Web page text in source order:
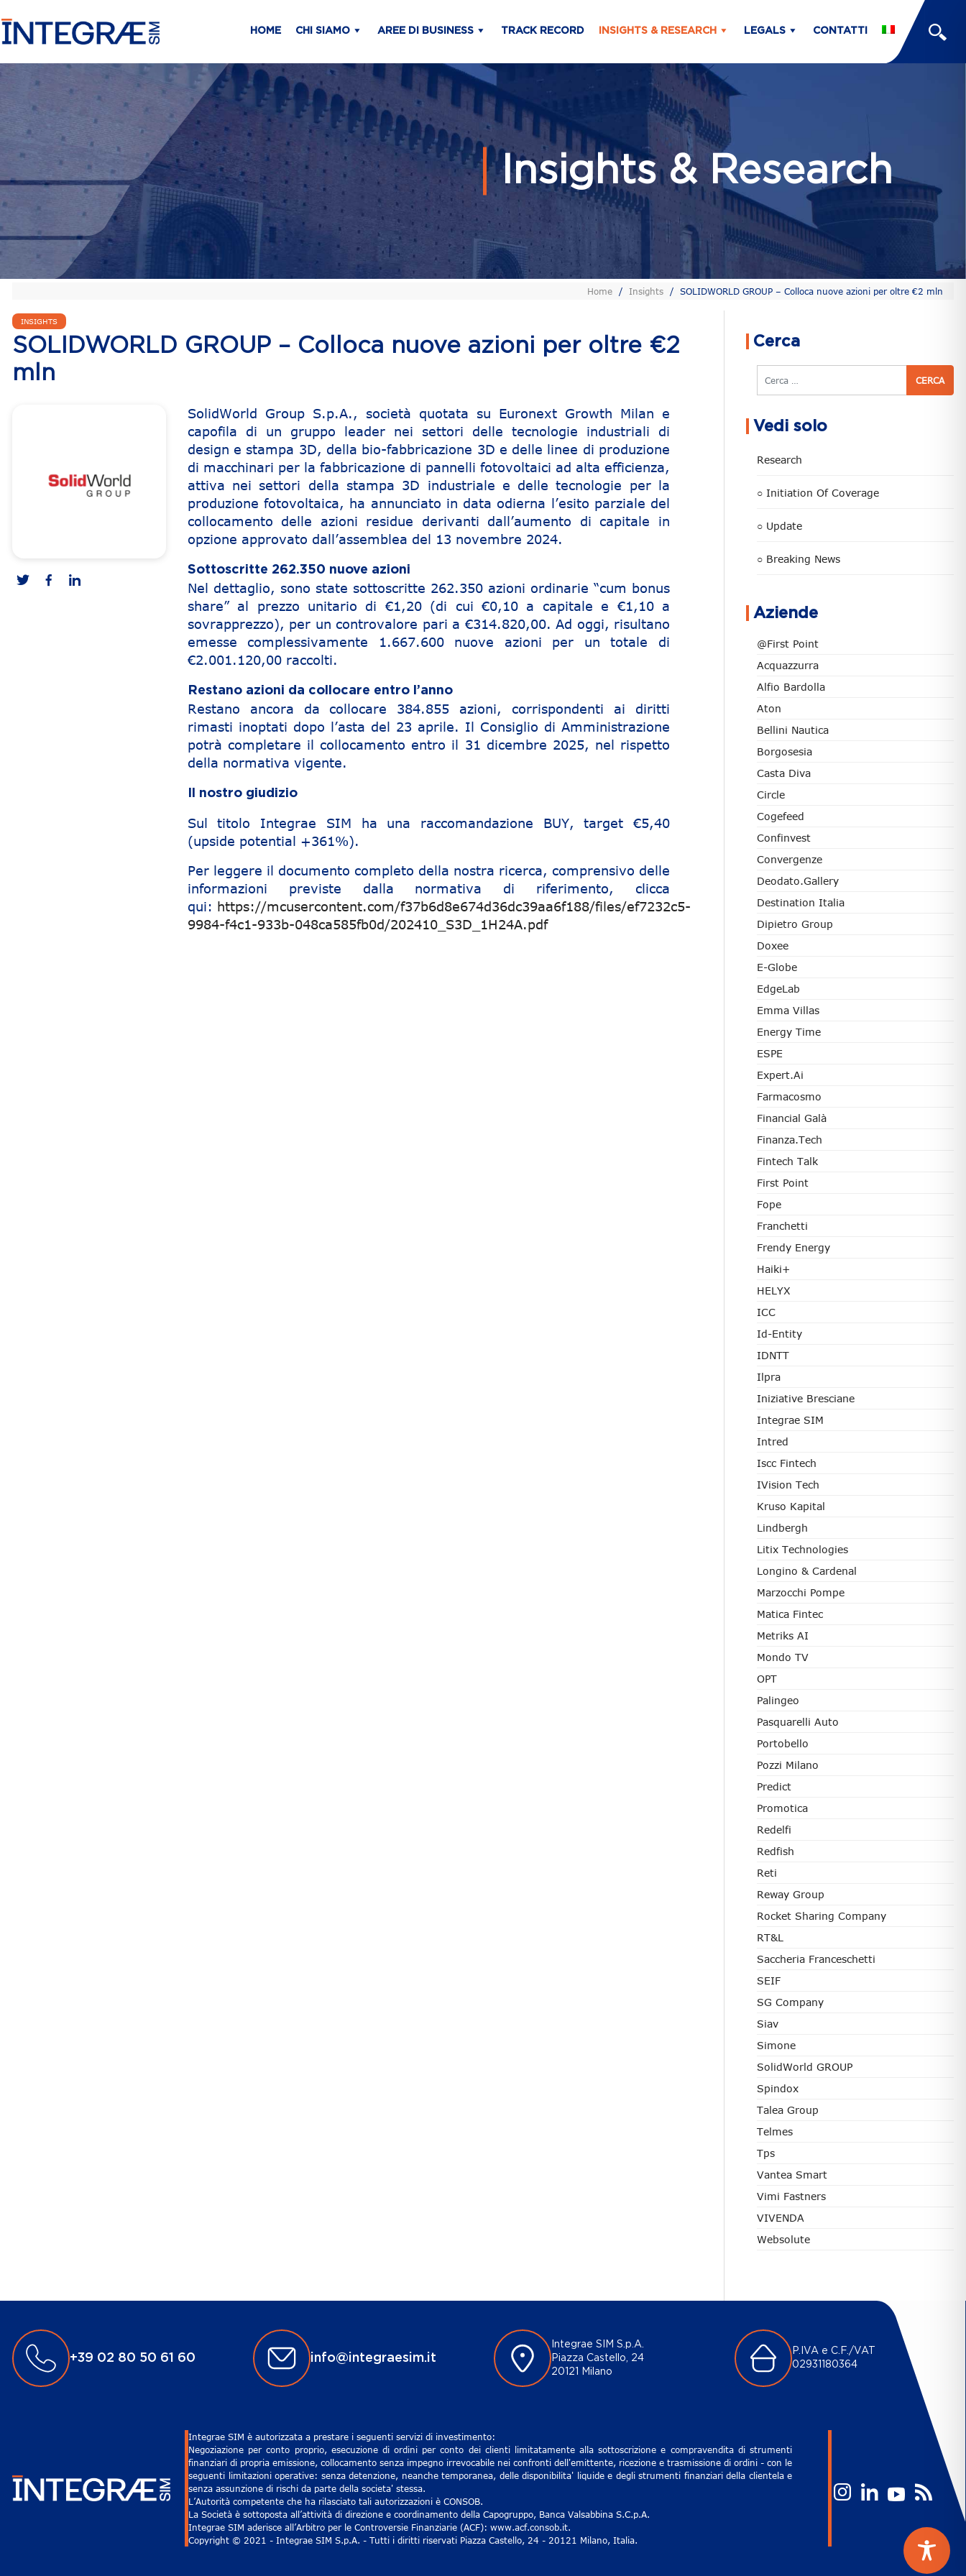
HOME CHI SIAMO AREE DI BUSINESS TRACK RECORD INSIGHTS & RESEARCH LEGALS CONTATTI
Insights & Research
Home / Insights / SOLIDWORLD GROUP – Colloca nuove azioni per oltre €2 mln
INSIGHTS
SOLIDWORLD GROUP – Colloca nuove azioni per oltre €2
mln
SolidWorld Group S.p.A., società quotata su Euronext Growth Milan e
capofila di un gruppo leader nei settori delle tecnologie industriali di
design e stampa 3D, della bio-fabbricazione 3D e delle linee di produzione
di macchinari per la fabbricazione di pannelli fotovoltaici ad alta efficienza,
attiva nei settori della stampa 3D industriale e delle tecnologie per la
produzione fotovoltaica, ha annunciato in data odierna l’esito parziale del
collocamento delle azioni residue derivanti dall’aumento di capitale in
opzione approvato dall’assemblea del 13 novembre 2024.
Sottoscritte 262.350 nuove azioni
Nel dettaglio, sono state sottoscritte 262.350 azioni ordinarie “cum bonus
share” al prezzo unitario di €1,20 (di cui €0,10 a capitale e €1,10 a
sovrapprezzo), per un controvalore pari a €314.820,00. Ad oggi, risultano
emesse complessivamente 1.667.600 nuove azioni per un totale di
€2.001.120,00 raccolti.
Restano azioni da collocare entro l’anno
Restano ancora da collocare 384.855 azioni, corrispondenti ai diritti
rimasti inoptati dopo l’asta del 23 aprile. Il Consiglio di Amministrazione
potrà completare il collocamento entro il 31 dicembre 2025, nel rispetto
della normativa vigente.
Il nostro giudizio
Sul titolo Integrae SIM ha una raccomandazione BUY, target €5,40
(upside potential +361%).
Per leggere il documento completo della nostra ricerca, comprensivo delle
informazioni previste dalla normativa di riferimento, clicca
qui: https://mcusercontent.com/f37b6d8e674d36dc39aa6f188/files/ef7232c5-
9984-f4c1-933b-048ca585fb0d/202410_S3D_1H24A.pdf
Cerca
Cerca
Vedi solo
Research
○ Initiation Of Coverage
○ Update
○ Breaking News
Aziende
@First Point
Acquazzurra
Alfio Bardolla
Aton
Bellini Nautica
Borgosesia
Casta Diva
Circle
Cogefeed
Confinvest
Convergenze
Deodato.Gallery
Destination Italia
Dipietro Group
Doxee
E-Globe
EdgeLab
Emma Villas
Energy Time
ESPE
Expert.ai
Farmacosmo
Financial Galà
Finanza.tech
Fintech Talk
First Point
Fope
Franchetti
Frendy Energy
Haiki+
HELYX
ICC
Id-Entity
IDNTT
Ilpra
Iniziative Bresciane
Integrae SIM
Intred
Iscc Fintech
IVision Tech
Kruso Kapital
Lindbergh
Litix Technologies
Longino & Cardenal
Marzocchi Pompe
Matica Fintec
Metriks AI
Mondo TV
OPT
Palingeo
Pasquarelli Auto
Portobello
Pozzi Milano
Predict
Promotica
Redelfi
Redfish
Reti
Reway Group
Rocket Sharing Company
RT&L
Saccheria Franceschetti
SEIF
SG Company
Siav
Simone
SolidWorld GROUP
Spindox
Talea Group
Telmes
Tps
Vantea Smart
Vimi Fastners
VIVENDA
Websolute
+39 02 80 50 61 60 info@integraesim.it
Integrae SIM S.p.A.
Piazza Castello, 24
20121 Milano
P.IVA e C.F./VAT
02931180364
Integrae SIM è autorizzata a prestare i seguenti servizi di investimento:
Negoziazione per conto proprio, esecuzione di ordini per conto dei clienti limitatamente alla sottoscrizione e compravendita di strumenti
finanziari di propria emissione, collocamento senza impegno irrevocabile nei confronti dell'emittente, ricezione e trasmissione di ordini - con le
seguenti limitazioni operative: senza detenzione, neanche temporanea, delle disponibilita' liquide e degli strumenti finanziari della clientela e
senza assunzione di rischi da parte della societa' stessa.
L’Autorità competente che ha rilasciato tali autorizzazioni è CONSOB.
La Società è sottoposta all’attività di direzione e coordinamento della Capogruppo, Banca Valsabbina S.C.p.A.
Integrae SIM aderisce all’Arbitro per le Controversie Finanziarie (ACF): www.acf.consob.it.
Copyright © 2021 - Integrae SIM S.p.A. - Tutti i diritti riservati Piazza Castello, 24 - 20121 Milano, Italia.